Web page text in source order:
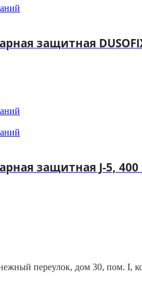
защитная
защитная J-5, 400
переулок, дом 30, пом. I,